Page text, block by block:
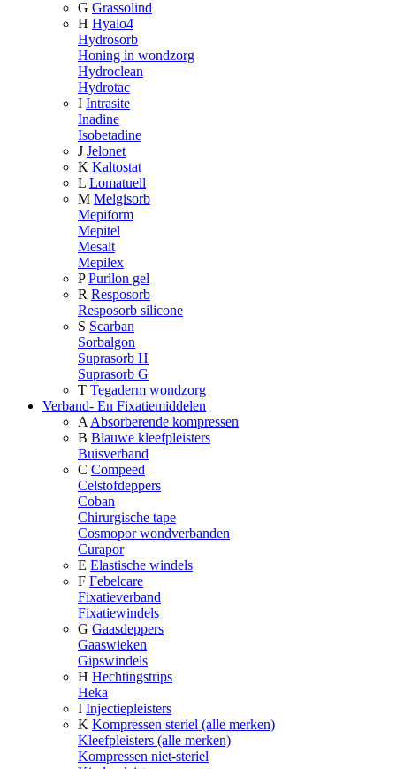
G Grassolind
H Hyalo4
Hydrosorb
Honing in wondzorg
Hydroclean
Hydrotac
I Intrasite
Inadine
Isobetadine
J Jelonet
K Kaltostat
L Lomatuell
M Melgisorb
Mepiform
Mepitel
Mesalt
Mepilex
P Purilon gel
R Resposorb
Resposorb silicone
S Scarban
Sorbalgon
Suprasorb H
Suprasorb G
T Tegaderm wondzorg
Verband- En Fixatiemiddelen
A Absorberende kompressen
B Blauwe kleefpleisters
Buisverband
C Compeed
Celstofdeppers
Coban
Chirurgische tape
Cosmopor wondverbanden
Curapor
E Elastische windels
F Febelcare
Fixatieverband
Fixatiewindels
G Gaasdeppers
Gaaswieken
Gipswindels
H Hechtingstrips
Heka
I Injectiepleisters
K Kompressen steriel (alle merken)
Kleefpleisters (alle merken)
Kompressen niet-steriel